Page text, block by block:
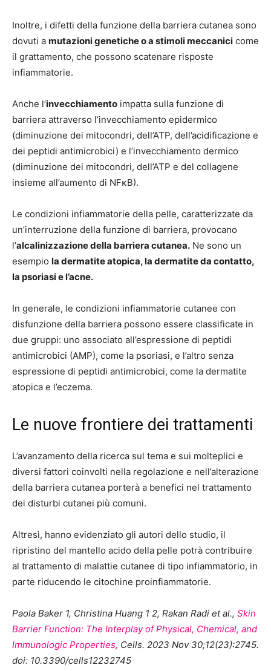
Inoltre, i difetti della funzione della barriera cutanea sono
dovuti a mutazioni genetiche o a stimoli meccanici come
il grattamento, che possono scatenare risposte
infiammatorie.
Anche l’invecchiamento impatta sulla funzione di
barriera attraverso l’invecchiamento epidermico
(diminuzione dei mitocondri, dell’ATP, dell’acidificazione e
dei peptidi antimicrobici) e l’invecchiamento dermico
(diminuzione dei mitocondri, dell’ATP e del collagene
insieme all’aumento di NFκB).
Le condizioni infiammatorie della pelle, caratterizzate da
un’interruzione della funzione di barriera, provocano
l’alcalinizzazione della barriera cutanea. Ne sono un
esempio la dermatite atopica, la dermatite da contatto,
la psoriasi e l’acne.
In generale, le condizioni infiammatorie cutanee con
disfunzione della barriera possono essere classificate in
due gruppi: uno associato all’espressione di peptidi
antimicrobici (AMP), come la psoriasi, e l’altro senza
espressione di peptidi antimicrobici, come la dermatite
atopica e l’eczema.
Le nuove frontiere dei trattamenti
L’avanzamento della ricerca sul tema e sui molteplici e
diversi fattori coinvolti nella regolazione e nell’alterazione
della barriera cutanea porterà a benefici nel trattamento
dei disturbi cutanei più comuni.
Altresì, hanno evidenziato gli autori dello studio, il
ripristino del mantello acido della pelle potrà contribuire
al trattamento di malattie cutanee di tipo infiammatorio, in
parte riducendo le citochine proinfiammatorie.
Paola Baker 1, Christina Huang 1 2, Rakan Radi et al., Skin
Barrier Function: The Interplay of Physical, Chemical, and
Immunologic Properties, Cells. 2023 Nov 30;12(23):2745.
doi: 10.3390/cells12232745